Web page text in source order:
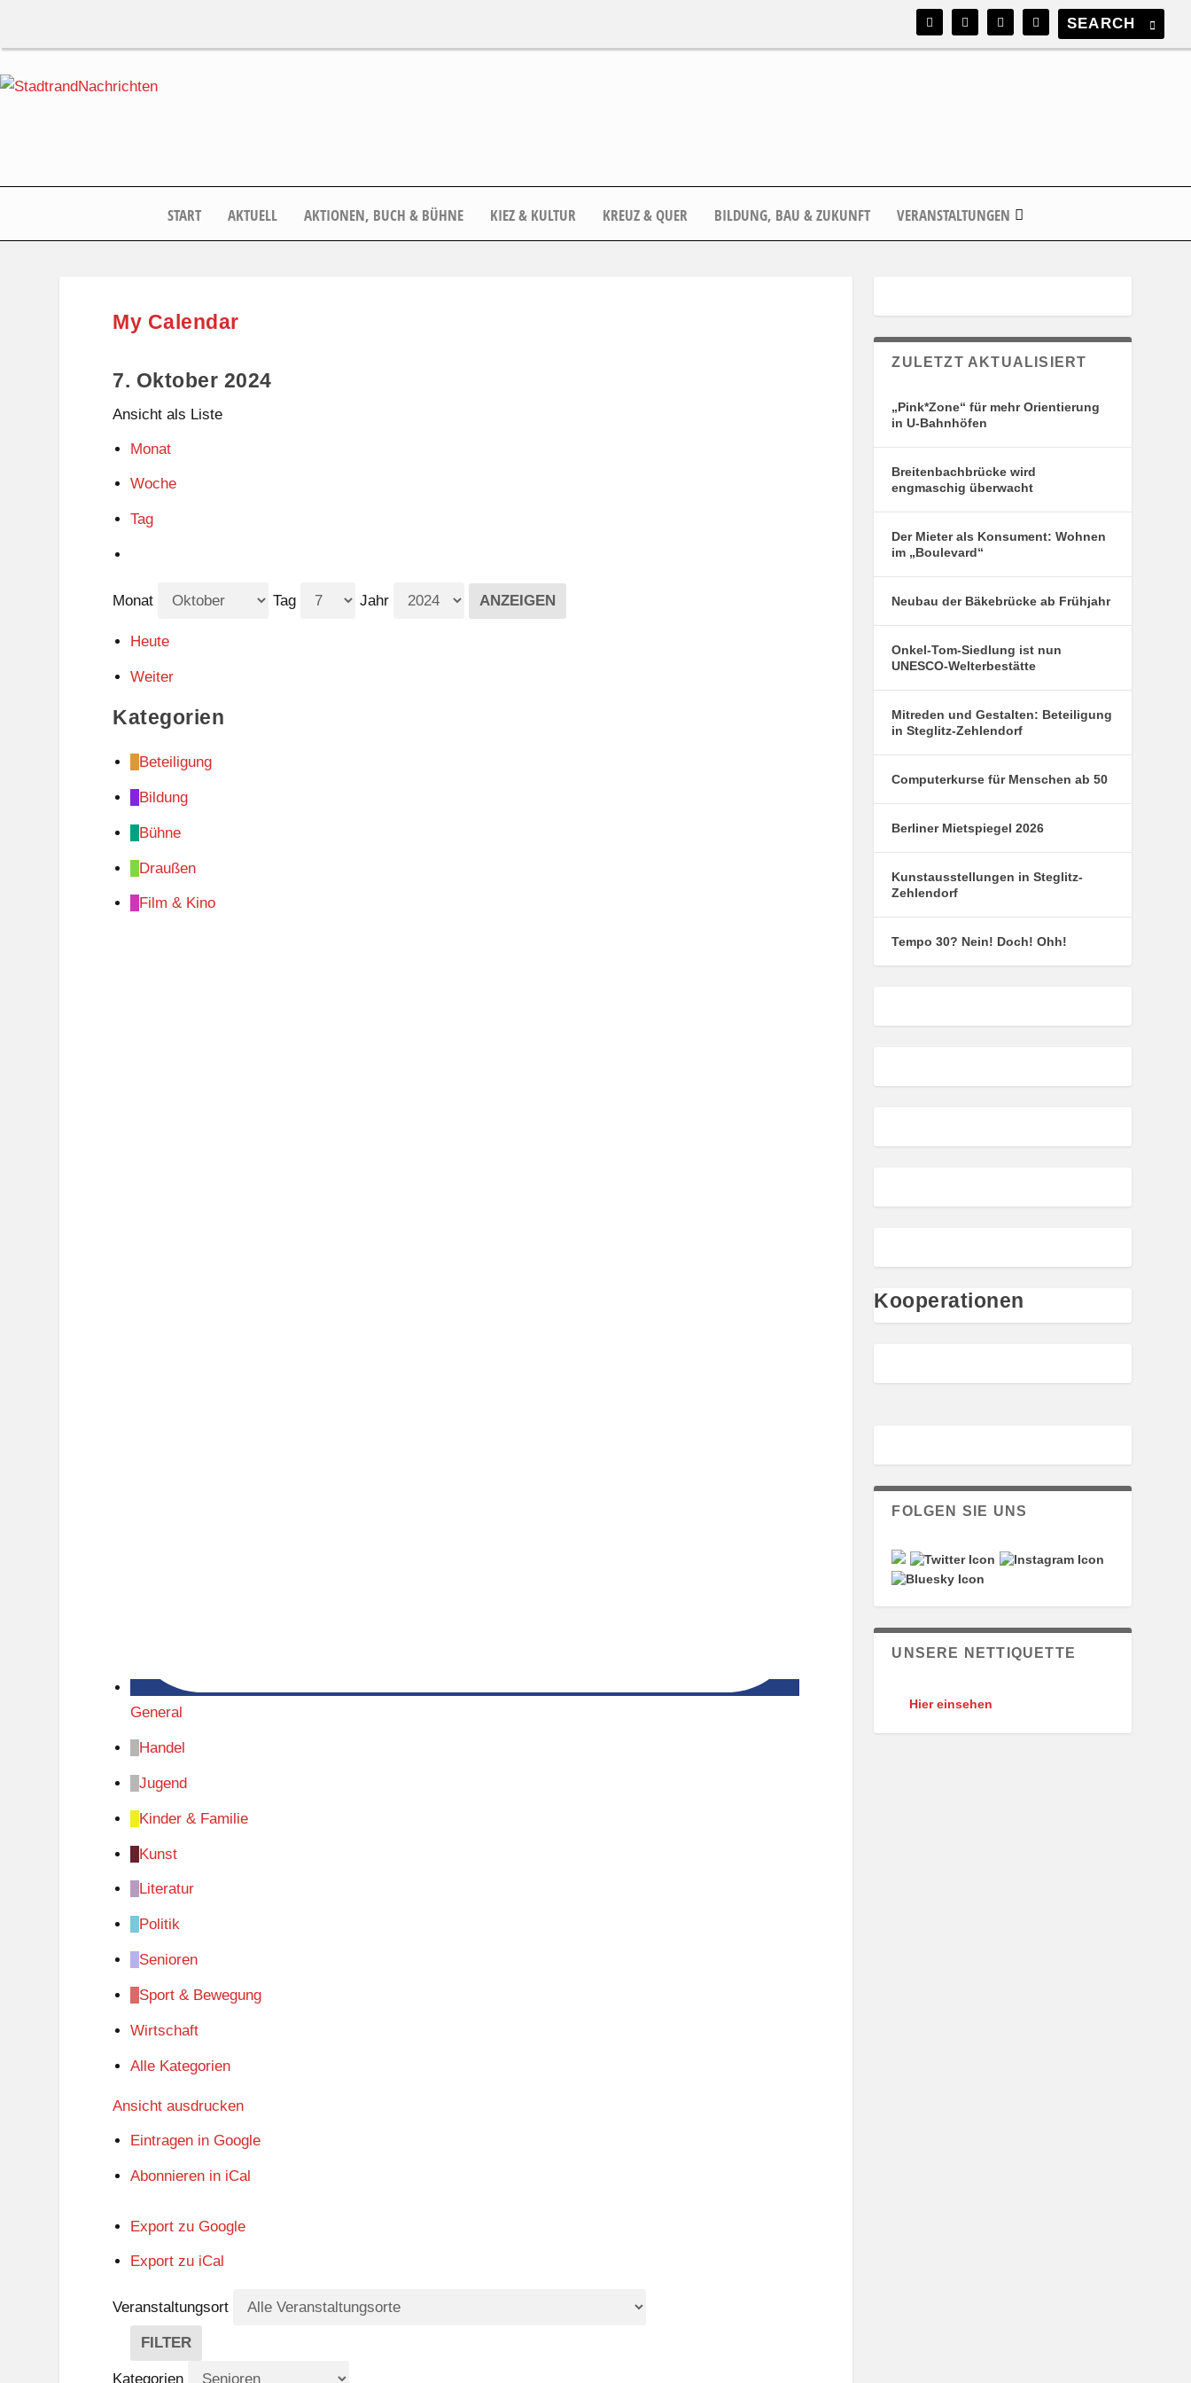
START AKTUELL AKTIONEN, BUCH & BÜHNE KIEZ & KULTUR KREUZ & QUER BILDUNG, BAU & ZUKUNFT VERANSTALTUNGEN
My Calendar
7. Oktober 2024
Ansicht als Liste
Monat
Woche
Tag
Monat Tag Jahr
Heute
Weiter
Kategorien
Beteiligung
Bildung
Bühne
Draußen
Film & Kino
General
Handel
Jugend
Kinder & Familie
Kunst
Literatur
Politik
Senioren
Sport & Bewegung
Wirtschaft
Alle Kategorien
Ansicht ausdrucken
Eintragen in Google
Abonnieren in iCal
Export zu Google
Export zu iCal
Veranstaltungsort
FILTER
V
E
Kategorien
ZULETZT AKTUALISIERT
„Pink*Zone“ für mehr Orientierung
in U-Bahnhöfen
Breitenbachbrücke wird
engmaschig überwacht
Der Mieter als Konsument: Wohnen
im „Boulevard“
Neubau der Bäkebrücke ab Frühjahr
Onkel-Tom-Siedlung ist nun
UNESCO-Welterbestätte
Mitreden und Gestalten: Beteiligung
in Steglitz-Zehlendorf
Computerkurse für Menschen ab 50
Berliner Mietspiegel 2026
Kunstausstellungen in Steglitz-
Zehlendorf
Tempo 30? Nein! Doch! Ohh!
Kooperationen
FOLGEN SIE UNS
UNSERE NETTIQUETTE
Hier einsehen